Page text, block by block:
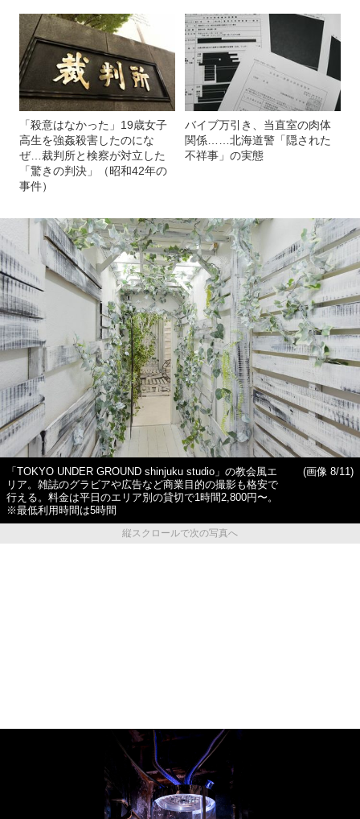
「殺意はなかった」19歳女子
高生を強姦殺害したのにな
ぜ…裁判所と検察が対立した
「驚きの判決」（昭和42年の
事件）
バイブ万引き、当直室の肉体
関係……北海道警「隠された
不祥事」の実態
「TOKYO UNDER GROUND shinjuku studio」の教会風エ
リア。雑誌のグラビアや広告など商業目的の撮影も格安で
行える。料金は平日のエリア別の貸切で1時間2,800円〜。
※最低利用時間は5時間
(画像 8/11)
縦スクロールで次の写真へ